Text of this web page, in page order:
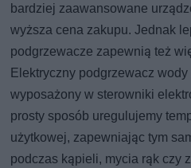
bardziej zaawansowane
wyższa cena zakupu. Jednak
podgrzewacze zapewnią też
Elektryczny podgrzewacz wody
wyposażony w sterowniki
prosty sposób uregulujemy
użytkowej, zapewniając tym
podczas kąpieli, mycia rąk czy